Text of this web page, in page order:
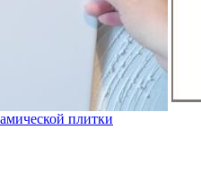
плитки